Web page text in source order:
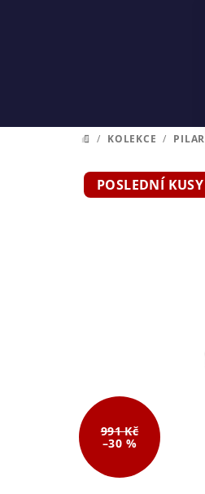
DOMŮ
/ KOLEKCE / PILAR
POSLEDNÍ KUSY
991 Kč
–30 %